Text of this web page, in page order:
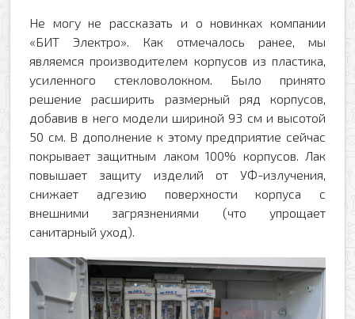
Не могу не рассказать и о новинках компании
«БИТ Электро». Как отмечалось ранее, мы
являемся производителем корпусов из пластика,
усиленного стекловолокном. Было принято
решение расширить размерный ряд корпусов,
добавив в него модели шириной 93 см и высотой
50 см. В дополнение к этому предприятие сейчас
покрывает защитным лаком 100% корпусов. Лак
повышает защиту изделий от УФ-излучения,
снижает адгезию поверхности корпуса с
внешними загрязнениями (что упрощает
санитарный уход).